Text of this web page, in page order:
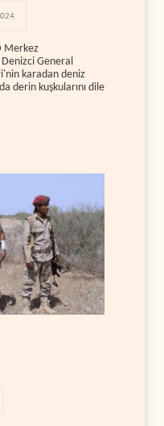
Merkez
General
karadan deniz
derin kuşkularını dile